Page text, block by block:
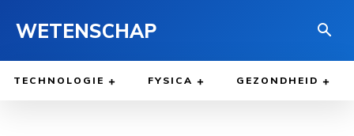
WETENSCHAP
TECHNOLOGIE FYSICA GEZONDHEID